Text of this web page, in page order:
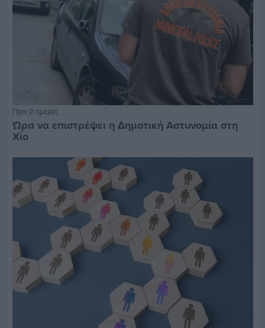
Πριν 2 ημέρες
Ώρα να επιστρέψει η Δημοτική Αστυνομία στη
Χίο